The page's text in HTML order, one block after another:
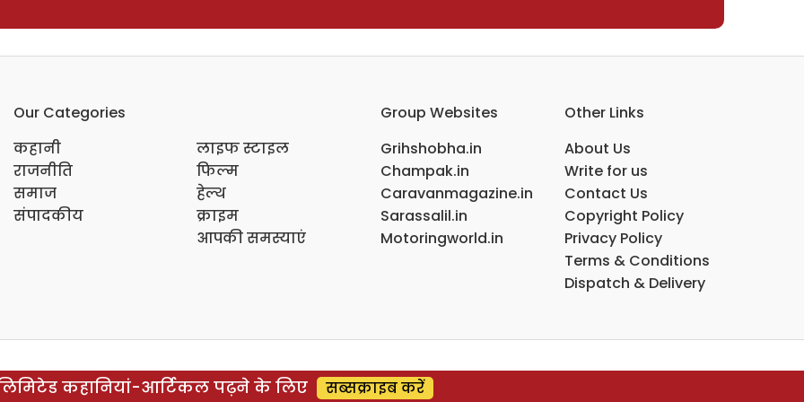
Our Categories
कहानी
राजनीति
समाज
संपादकीय
लाइफ स्टाइल
फिल्म
हेल्थ
क्राइम
आपकी समस्याएं
Group Websites
Grihshobha.in
Champak.in
Caravanmagazine.in
Sarassalil.in
Motoringworld.in
Other Links
About Us
Write for us
Contact Us
Copyright Policy
Privacy Policy
Terms & Conditions
Dispatch & Delivery
कहानियां-आर्टिकल पढ़ने के लिए सब्सक्राइब करें